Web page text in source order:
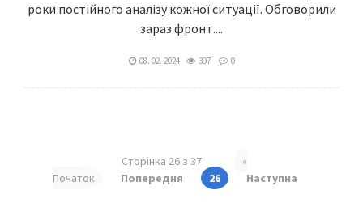
роки постійного аналізу кожної ситуації. Обговорили
зараз фронт....
08. 02. 2024 397 0
Сторінка 26 з 37
«
Початок
Попередня 26 Наступна